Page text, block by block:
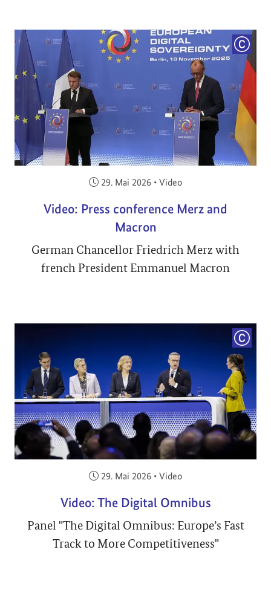
Veröffentlicht am:
29. Mai 2026 • Video
Video: Press conference Merz and
Macron
German Chancellor Friedrich Merz with
french President Emmanuel Macron
Veröffentlicht am:
29. Mai 2026 • Video
Video: The Digital Omnibus
Panel "The Digital Omnibus: Europe’s Fast
Track to More Competitiveness"